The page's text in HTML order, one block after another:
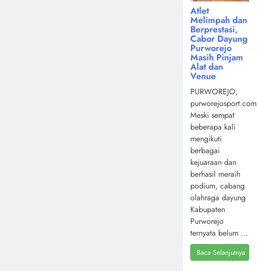
Atlet
Melimpah dan
Berprestasi,
Cabor Dayung
Purworejo
Masih Pinjam
Alat dan
Venue
PURWOREJO,
purworejosport.com,
Meski sempat
beberapa kali
mengikuti
berbagai
kejuaraan dan
berhasil meraih
podium, cabang
olahraga dayung
Kabupaten
Purworejo
ternyata belum ...
Baca Selanjutnya